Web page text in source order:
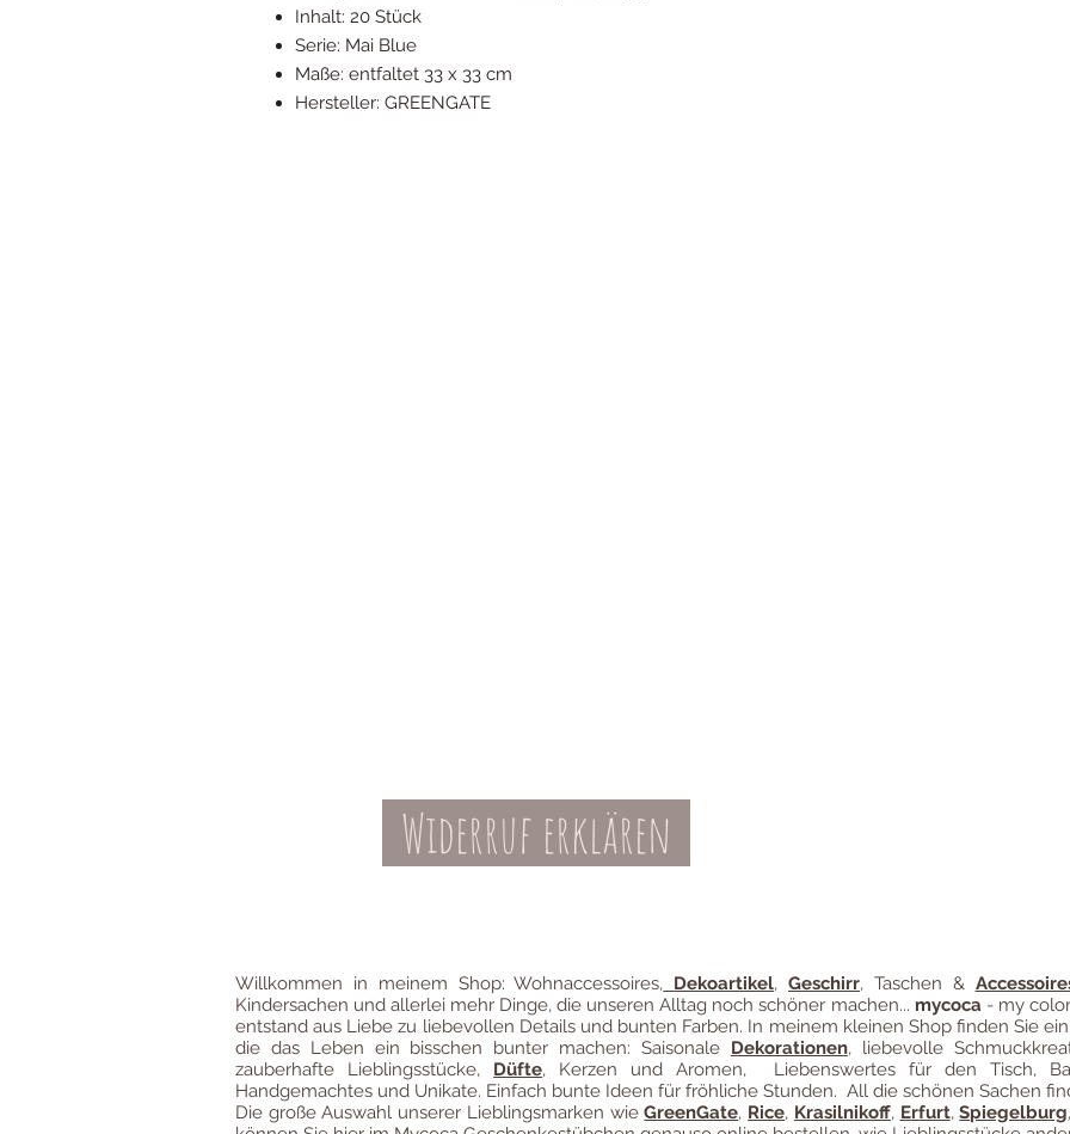
Inhalt: 20 Stück
Serie: Mai Blue
Maße: entfaltet 33 x 33 cm
Hersteller: GREENGATE
Widerruf erklären
Willkommen in meinem Shop: Wohnaccessoires, Dekoartikel,Geschirr, Taschen &
Kindersachen und allerlei mehr Dinge, die unseren Alltag noch schöner machen... mycoca - my
entstand aus Liebe zu liebevollen Details und bunten Farben. In meinem kleinen Shop finden Sie
die das Leben ein bisschen bunter machen: Saisonale Dekorationen, liebevolle
zauberhafte Lieblingsstücke, Düfte, Kerzen und Aromen, Liebenswertes für den Tisch,
Handgemachtes und Unikate. Einfach bunte Ideen für fröhliche Stunden. All die schönen Sachen
Die große Auswahl unserer Lieblingsmarken wieGreenGate, Rice, Krasilnikoff, Erfurt,Spiegelburg,